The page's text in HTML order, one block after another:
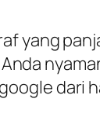
yang
dari